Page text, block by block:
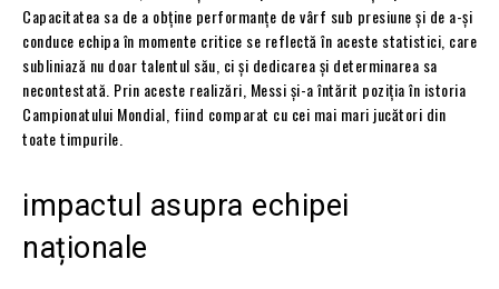
Capacitatea sa de a obține performanțe de vârf sub presiune și de a-și
conduce echipa în momente critice se reflectă în aceste statistici, care
subliniază nu doar talentul său, ci și dedicarea și determinarea sa
necontestată. Prin aceste realizări, Messi și-a întărit poziția în istoria
Campionatului Mondial, fiind comparat cu cei mai mari jucători din
toate timpurile.
impactul asupra echipei
naționale